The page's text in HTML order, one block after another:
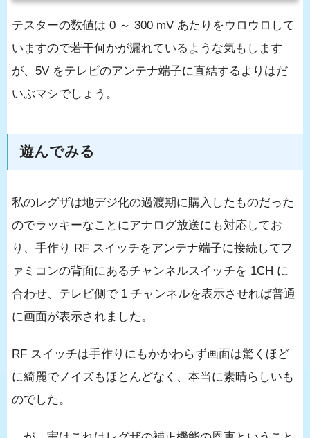
テスターの数値は 0 ～ 300 mV あたりをウロウロして
いますので若干何かが漏れているような気もします
が、5V をテレビのアンテナ端子に直結するよりはだ
いぶマシでしょう。
遊んでみる
私のレグザは地デジ化の過渡期に購入したものだった
のでラッキーなことにアナログ放送にも対応してお
り、手作り RF スイッチをアンテナ端子に接続してフ
ァミコンの背面にあるチャンネルスイッチを 1CH に
合わせ、テレビ側で 1 チャンネルを表示させれば普通
に画面が表示されました。
RF スイッチは手作りにもかかわらず画面は驚くほど
に綺麗でノイズもほとんどなく、本当に素晴らしいも
のでした。